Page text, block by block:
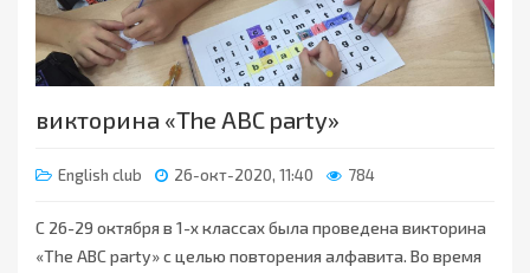
викторина «The ABC party»
English club 26-окт-2020, 11:40 784
С 26-29 октября в 1-х классах была проведена викторина
«The ABC party» с целью повторения алфавита. Во время